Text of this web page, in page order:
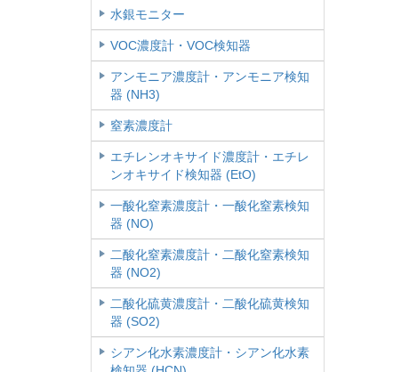
水銀モニター
VOC濃度計・VOC検知器
アンモニア濃度計・アンモニア検知
器 (NH3)
窒素濃度計
エチレンオキサイド濃度計・エチレ
ンオキサイド検知器 (EtO)
一酸化窒素濃度計・一酸化窒素検知
器 (NO)
二酸化窒素濃度計・二酸化窒素検知
器 (NO2)
二酸化硫黄濃度計・二酸化硫黄検知
器 (SO2)
シアン化水素濃度計・シアン化水素